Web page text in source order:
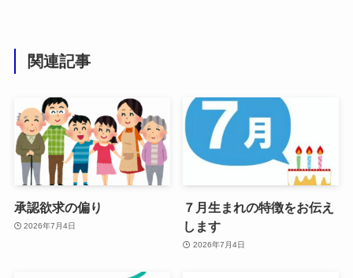
関連記事
承認欲求の偏り
2026年7月4日
７月生まれの特徴をお伝え
します
2026年7月4日